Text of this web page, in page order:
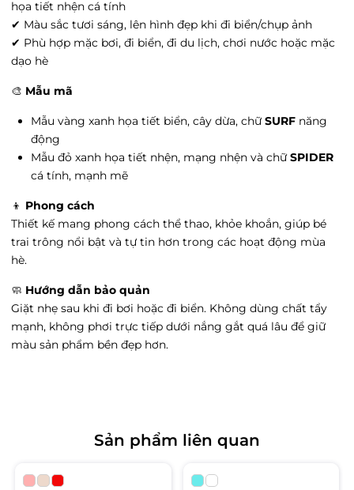
Vin Trần Duy Hưng - 19 Đường Trần Duy
Hưng, Phường Trung Hòa, Hà Nội
Tình trạng: Còn hàng
Ocean Park 3 - Vincom Mega Mall Ocean City,
Xã Nghĩa Trụ, Hưng Yên
Tình trạng:
Vin Hạ Long - Cột đồng hồ, Phường Bạch
Đằng, Quảng Ninh
Tình trạng: Còn hàng
Grand Park - 149 Vương Thừa Vũ, Phường
Tình trạng:Hết hàng
Vin Hoà Bình - 332 Cù Chính Lan, Phường
Đồng Tiến, Hòa Bình
Big C Thăng Long - 222 đường Trần Duy
Hưng, Phường Trung Hòa, Hà Nội
Tình trạng:Hết hàng
Litibaby Phạm Ngọc Thạch - 2 Phạm Ngọc
Còn hàng
Hà Huy Tập, Phường Hà Huy Tập, Hà Tĩnh
họa tiết nhện cá tính
✔ Màu sắc tươi sáng, lên hình đẹp khi đi biển/chụp ảnh
✔ Phù hợp mặc bơi, đi biển, đi du lịch, chơi nước hoặc mặc
dạo hè
🎨 Mẫu mã
Mẫu vàng xanh họa tiết biển, cây dừa, chữSURF năng
động
Mẫu đỏ xanh họa tiết nhện, mạng nhện và chữSPIDER
cá tính, mạnh mẽ
👦 Phong cách
Thiết kế mang phong cách thể thao, khỏe khoắn, giúp bé
trai trông nổi bật và tự tin hơn trong các hoạt động mùa
hè.
🧼 Hướng dẫn bảo quản
Giặt nhẹ sau khi đi bơi hoặc đi biển. Không dùng chất tẩy
mạnh, không phơi trực tiếp dưới nắng gắt quá lâu để giữ
màu sản phẩm bền đẹp hơn.
Sản phẩm liên quan